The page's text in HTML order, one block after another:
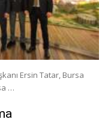
Ersin Tatar, Bursa
…